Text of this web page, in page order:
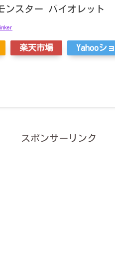
ンスター バイオレット
楽天市場 Yahooシ
スポンサーリンク